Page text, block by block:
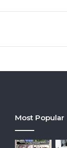
Most Popular